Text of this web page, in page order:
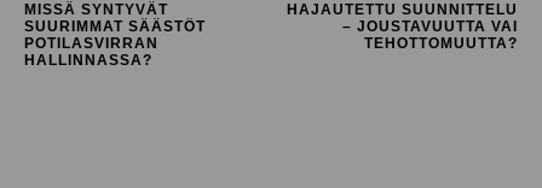
MISSÄ SYNTYVÄT
SUURIMMAT SÄÄSTÖT
POTILASVIRRAN
HALLINNASSA?
HAJAUTETTU SUUNNITTELU
– JOUSTAVUUTTA VAI
TEHOTTOMUUTTA?